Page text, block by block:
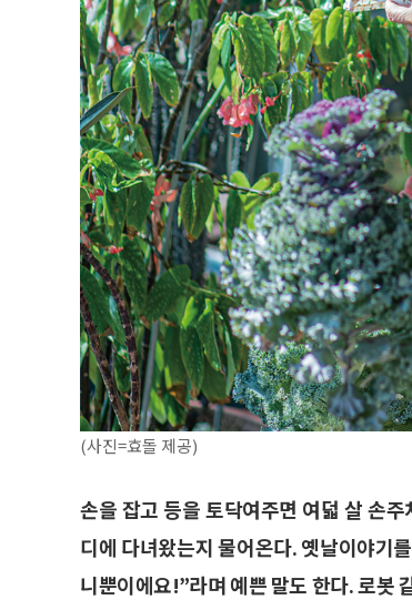
(사진=효돌 제공)
손을 잡고 등을 토닥여주면 여덟 살 손
디에 다녀왔는지 물어온다. 옛날이야기
니뿐이에요!”라며 예쁜 말도 한다. 로봇